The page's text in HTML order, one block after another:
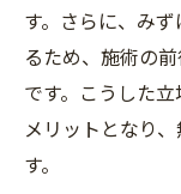
す。さらに、み
るため、施術の
です。こうした
メリットとなり
す。